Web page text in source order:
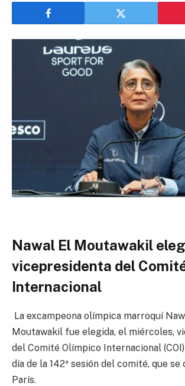
Nawal El Moutawakil
vicepresidenta del
Internacional
La excampeona olímpica marroquí
Moutawakil fue elegida, el miércoles,
del Comité Olímpico Internacional
día de la 142ª sesión del comité, que se
París.